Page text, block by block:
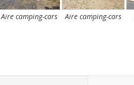
Aire camping-cars Aire camping-cars